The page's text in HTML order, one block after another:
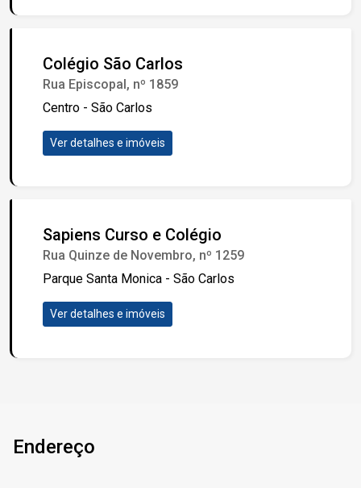
Colégio São Carlos
Rua Episcopal, nº 1859
Centro - São Carlos
Ver detalhes e imóveis
Sapiens Curso e Colégio
Rua Quinze de Novembro, nº 1259
Parque Santa Monica - São Carlos
Ver detalhes e imóveis
Endereço